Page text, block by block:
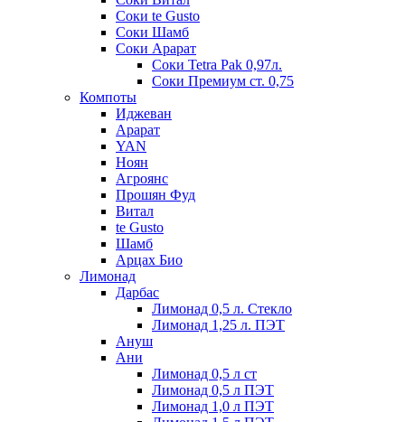
Соки te Gusto
Соки Шамб
Соки Арарат
Соки Tetra Pak 0,97л.
Соки Премиум ст. 0,75
Компоты
Иджеван
Арарат
YAN
Ноян
Агроянс
Прошян Фуд
Витал
te Gusto
Шамб
Арцах Био
Лимонад
Дарбас
Лимонад 0,5 л. Стекло
Лимонад 1,25 л. ПЭТ
Ануш
Ани
Лимонад 0,5 л ст
Лимонад 0,5 л ПЭТ
Лимонад 1,0 л ПЭТ